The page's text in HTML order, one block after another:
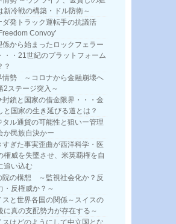
新冷戦の構築・ドル防衛～
ダ発トラック運転手の抗議活
Convoy’
係から始まったロックフェラー
・・21世紀のプラットフォーム
？
情勢 ～コロナから金融崩壊へ
2ステージ突入～
封鎖と国家の借金限界・・・金
と国家の生き延びる道とは？
タル通貨の可能性と狙いー管理
か民族自決かー
すぎた事実歪曲が西洋科学・医
権威を失墜させ、米英覇権を自
追い込む
院の構想 ～監視社会化か？反
・反権威か？～
スと世界各国の関係～スイスの
に真の支配勢力が存在する～
スはどのようにして中立国とな